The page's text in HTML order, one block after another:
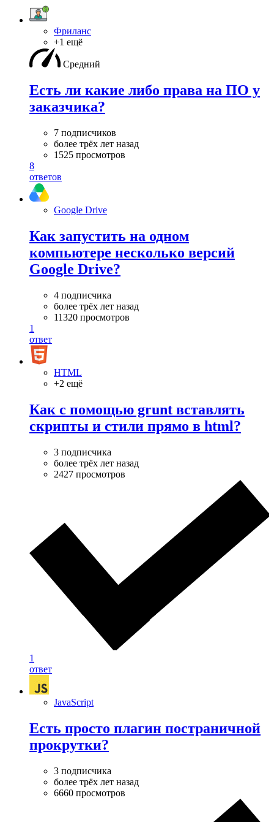
Фриланс
+1 ещё
Средний
Есть ли какие либо права на ПО у
заказчика?
7 подписчиков
более трёх лет назад
1525 просмотров
8
ответов
Google Drive
Как запустить на одном
компьютере несколько версий
Google Drive?
4 подписчика
более трёх лет назад
11320 просмотров
1
ответ
HTML
+2 ещё
Как с помощью grunt вставлять
скрипты и стили прямо в html?
3 подписчика
более трёх лет назад
2427 просмотров
1
ответ
JavaScript
Есть просто плагин постраничной
прокрутки?
3 подписчика
более трёх лет назад
6660 просмотров